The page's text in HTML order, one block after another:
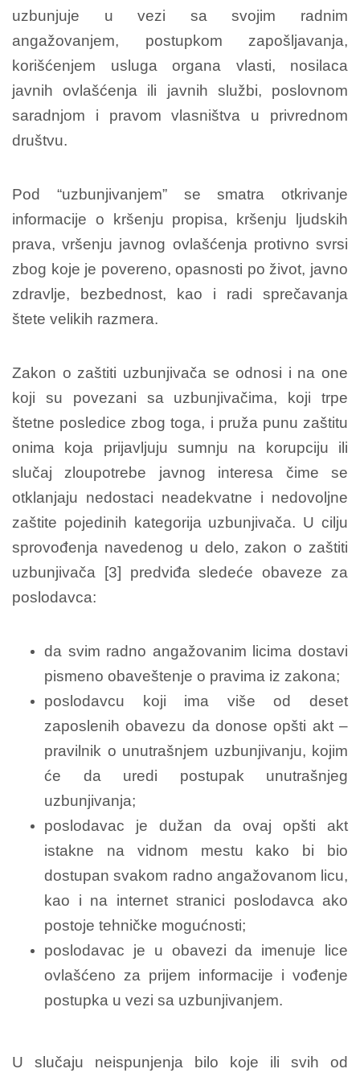
uzbunjuje u vezi sa svojim radnim
angažovanjem, postupkom zapošljavanja,
korišćenjem usluga organa vlasti, nosilaca
javnih ovlašćenja ili javnih službi, poslovnom
saradnjom i pravom vlasništva u privrednom
društvu.
Pod “uzbunjivanjem” se smatra otkrivanje
informacije o kršenju propisa, kršenju ljudskih
prava, vršenju javnog ovlašćenja protivno svrsi
zbog koje je povereno, opasnosti po život, javno
zdravlje, bezbednost, kao i radi sprečavanja
štete velikih razmera.
Zakon o zaštiti uzbunjivača se odnosi i na one
koji su povezani sa uzbunjivačima, koji trpe
štetne posledice zbog toga, i pruža punu zaštitu
onima koja prijavljuju sumnju na korupciju ili
slučaj zloupotrebe javnog interesa čime se
otklanjaju nedostaci neadekvatne i nedovoljne
zaštite pojedinih kategorija uzbunjivača. U cilju
sprovođenja navedenog u delo, zakon o zaštiti
uzbunjivača [3] predviđa sledeće obaveze za
poslodavca:
da svim radno angažovanim licima dostavi
pismeno obaveštenje o pravima iz zakona;
poslodavcu koji ima više od deset
zaposlenih obavezu da donose opšti akt –
pravilnik o unutrašnjem uzbunjivanju, kojim
će da uredi postupak unutrašnjeg
uzbunjivanja;
poslodavac je dužan da ovaj opšti akt
istakne na vidnom mestu kako bi bio
dostupan svakom radno angažovanom licu,
kao i na internet stranici poslodavca ako
postoje tehničke mogućnosti;
poslodavac je u obavezi da imenuje lice
ovlašćeno za prijem informacije i vođenje
postupka u vezi sa uzbunjivanjem.
U slučaju neispunjenja bilo koje ili svih od